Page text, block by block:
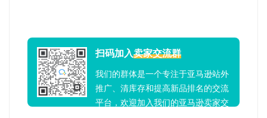
扫码加入卖家交流群
我们的群体是一个专注于亚马逊站外
推广、清库存和提高新品排名的交流
平台，欢迎加入我们的亚马逊卖家交